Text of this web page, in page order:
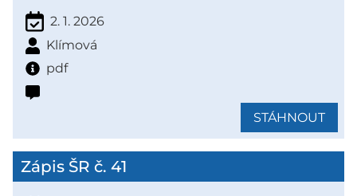
2. 1. 2026
Klímová
pdf
STÁHNOUT
Zápis ŠR č. 41